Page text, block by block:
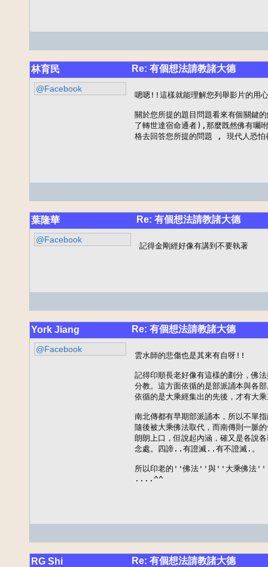
林育民 Re: 有個想法請教諸大德
@Facebook
嗯嗯!!這樣就能理解您列舉影片的
關於您所提的題目問題看來有個關
了轉世達宿命通者),那麼既然佛有囑
格去回答您所提的問題 , 現代人恐怕
葉隆華 Re: 有個想法請教諸大德
@Facebook
記得金剛經好像有講到不要執著
York Jiang Re: 有個想法請教諸大德
@Facebook
雲水師的悲傷也是其來有自呀!!
記得印順長老好像有這樣的劃分，佛
分教。這方面依循的是部派誦本與各
依循的是大乘經集出的先後，才有大
南北傳都有早期部派誦本，所以不單
隨後被大乘佛法取代，而南傳則一脈
朗朗上口，但說起內涵，確又是各說
念處。四諦..有證滅..有不證滅.。
所以印老的''佛法''與''大乘佛法''，
....^^
RG Shi Re: 有個想法請教諸大德